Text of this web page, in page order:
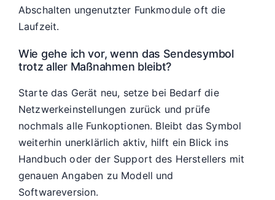
Abschalten ungenutzter Funkmodule oft die
Laufzeit.
Wie gehe ich vor, wenn das Sendesymbol
trotz aller Maßnahmen bleibt?
Starte das Gerät neu, setze bei Bedarf die
Netzwerkeinstellungen zurück und prüfe
nochmals alle Funkoptionen. Bleibt das Symbol
weiterhin unerklärlich aktiv, hilft ein Blick ins
Handbuch oder der Support des Herstellers mit
genauen Angaben zu Modell und
Softwareversion.